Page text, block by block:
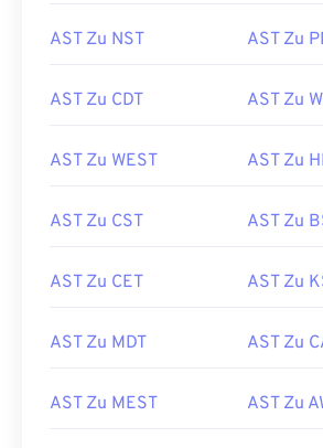
AST Zu NST AST Zu
AST Zu CDT AST Zu
AST Zu WEST AST Zu
AST Zu CST AST Zu
AST Zu CET AST Zu
AST Zu MDT AST Zu
AST Zu MEST AST Zu